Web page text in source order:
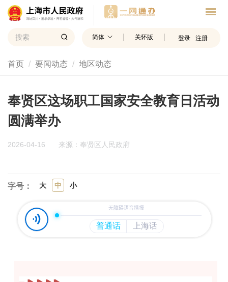
简体 关怀版 登录 注册
首页 要闻动态 地区动态
奉贤区这场职工国家安全教育日活动
圆满举办
2026-04-16 来源：奉贤区人民政府
字号： 大 中 小